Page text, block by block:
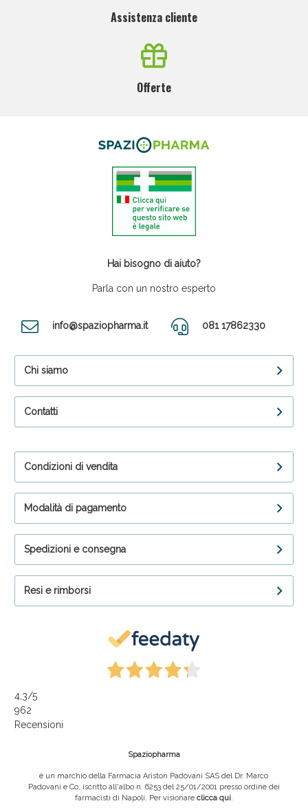
Assistenza cliente
Offerte
Hai bisogno di aiuto?
Parla con un nostro esperto
info@spaziopharma.it 081 17862330
Chi siamo
Contatti
Condizioni di vendita
Modalità di pagamento
Spedizioni e consegna
Resi e rimborsi
4,3/5
962
Recensioni
Spaziopharma
è un marchio della Farmacia Ariston Padovani SAS del Dr. Marco
Padovani e Co, iscritto all'albo n. 6253 del 25/01/2001 presso ordine dei
farmacisti di Napoli. Per visionare clicca qui.